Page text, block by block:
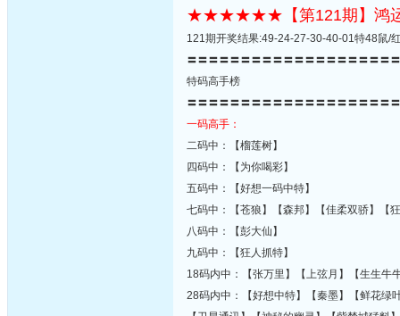
★★★★★★【第121期】鸿
121期开奖结果:49-24-27-30-40-01特48鼠/
〓〓〓〓〓〓〓〓〓〓〓〓〓〓〓〓〓〓〓
特码高手榜
〓〓〓〓〓〓〓〓〓〓〓〓〓〓〓〓〓〓〓
一码高手：
二码中：【榴莲树】
四码中：【为你喝彩】
五码中：【好想一码中特】
七码中：【苍狼】【森邦】【佳柔双骄】【
八码中：【彭大仙】
九码中：【狂人抓特】
18码内中：【张万里】【上弦月】【生生牛
28码内中：【好想中特】【秦墨】【鲜花绿